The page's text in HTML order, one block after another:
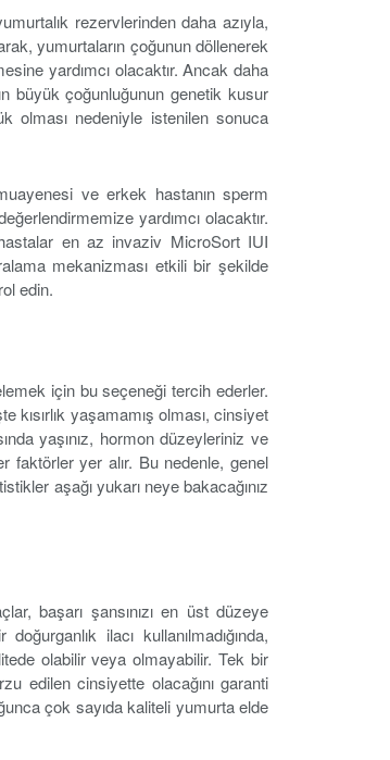
rezervlerinden daha azıyla,
yumurtaların çoğunun döllenerek
yardımcı olacaktır. Ancak daha
büyük çoğunluğunun genetik kusur
olması nedeniyle istenilen sonuca
ve erkek hastanın sperm
yardımcı olacaktır.
en az invaziv MicroSort IUI
mekanizması etkili bir şekilde
edin.
için bu seçeneği tercih ederler.
kısırlık yaşamamış olması, cinsiyet
yaşınız, hormon düzeyleriniz ve
faktörler yer alır. Bu nedenle, genel
aşağı yukarı neye bakacağınız
başarı şansınızı en üst düzeye
ilacı kullanılmadığında,
olabilir veya olmayabilir. Tek bir
edilen cinsiyette olacağını garanti
çok sayıda kaliteli yumurta elde